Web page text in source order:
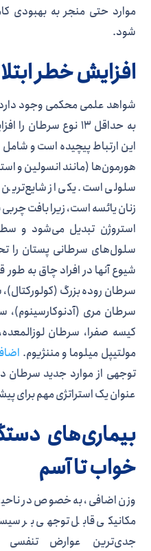
شود.
افزایش خطر
شواهد علمی محکمی وجود
به حداقل ۱۳ نوع
این ارتباط پیچیده است و
هورمون‌ها (مانند انسولین و
سلولی است. یکی از
زنان یائسه است، زیرا بافت
استروژن تبدیل می‌شود و
سلول‌های سرطانی پستان را
شیوع آنها در افراد چاق به
سرطان روده بزرگ
سرطان مری (آدنوکارسینوم)،
کیسه صفرا، سرطان
مولتیپل میلوما و مننژیوم.
توجهی از موارد جدید سرطان
عنوان یک استراتژی مهم برای
بیماری‌های
خواب تا آسم
وزن اضافی، به خصوص در
مکانیکی قابل توجهی بر
جدی‌ترین عوارض تنفسی